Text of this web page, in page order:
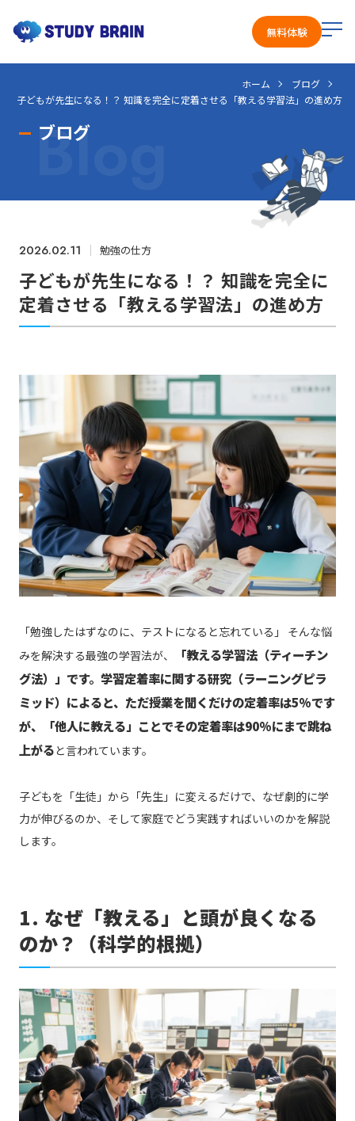
無料体験
メ
ュ
ー
を
ホーム
ブログ
子どもが先生になる！？ 知識を完全に定着させる「教える学習法」の進め方
ブログ
Blog
2026.02.11 勉強の仕方
子どもが先生になる！？ 知識を完全に
定着させる「教える学習法」の進め方
「勉強したはずなのに、テストになると忘れている」 そんな悩
みを解決する最強の学習法が、
「教える学習法（ティーチン
グ法）」です。学習定着率に関する研究（ラーニングピラ
ミッド）によると、ただ授業を聞くだけの定着率は5%です
が、「他人に教える」ことでその定着率は90%にまで跳ね
上がると言われています。
子どもを「生徒」から「先生」に変えるだけで、なぜ劇的に学
力が伸びるのか、そして家庭でどう実践すればいいのかを解説
します。
1. なぜ「教える」と頭が良くなる
のか？（科学的根拠）